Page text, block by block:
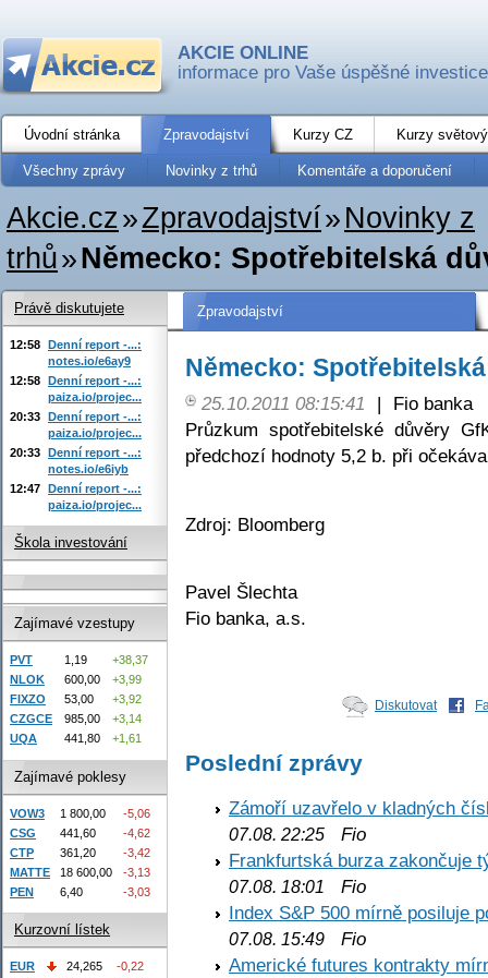
AKCIE ONLINE
informace pro Vaše úspěšné investice
Úvodní stránka Zpravodajství Kurzy CZ Kurzy
Všechny zprávy Novinky z trhů Komentáře a doporučení
Akcie.cz»Zpravodajství» Novinky z
trhů»Německo: Spotřebitelská
Zpravodajství
Německo:
25.10.2011 08:15:41 |
Fio banka
Průzkum spotřebitelské důvěry
předchozí hodnoty 5,2 b. při
Zdroj: Bloomberg
Pavel Šlechta
Fio banka, a.s.
Diskutovat
Poslední zprávy
Zámoří uzavřelo v kladných
07.08. 22:25 Fio
Frankfurtská burza zakončuje
07.08. 18:01
Fio
Index S&P 500 mírně posiluje
07.08. 15:49 Fio
Americké futures kontrakty
Právě diskutujete
12:58 Denní report -...:
notes.io/e6ay9
12:58 Denní report -...:
paiza.io/projec...
20:33 Denní report -...:
paiza.io/projec...
20:33 Denní report -...:
notes.io/e6iyb
12:47 Denní report -...:
paiza.io/projec...
Škola investování
Zajímavé vzestupy
PVT 1,19
+38,37
NLOK
600,00
+3,99
FIXZO
53,00
+3,92
CZGCE
985,00
+3,14
UQA
441,80 +1,61
Zajímavé poklesy
VOW3 1 800,00
-5,06
CSG
441,60
-4,62
CTP
361,20
-3,42
MATTE
18 600,00
-3,13
PEN
6,40 -3,03
Kurzovní lístek
EUR 24,265
-0,22